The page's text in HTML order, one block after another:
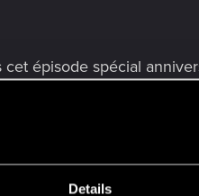
Details
épisode spécial
la musique que vous
et les coups de